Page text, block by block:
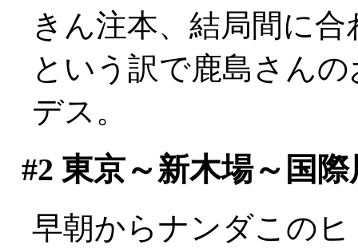
きん注本、結局間に
という訳で鹿島さん
デス。
#2 東京～新木場～国際
早朝からナンダこの